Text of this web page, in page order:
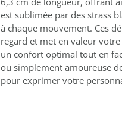
est sublimée par des strass
à chaque mouvement. Ces
regard et met en valeur
un confort optimal tout en
ou simplement amoureuse
pour exprimer votre